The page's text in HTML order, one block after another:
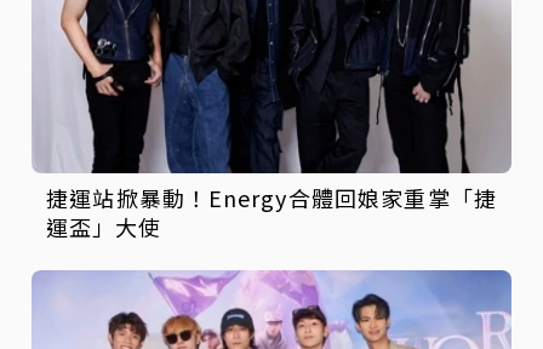
捷運站掀暴動！Energy合體回娘家重掌「捷
運盃」大使